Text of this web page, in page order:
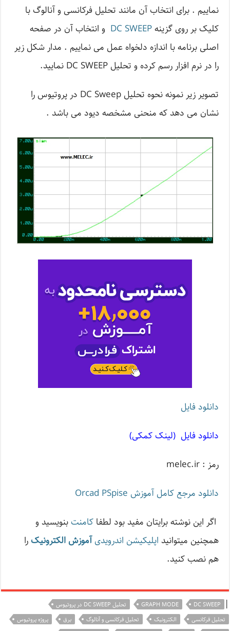
نماییم . برای انتخاب آن مانند تحلیل فرکانسی و آنالوگ با
کلیک بر روی گزینهDC SWEEP و انتخاب آن در صفحه
اصلی برنامه با اندازه دلخواه عمل می نماییم . مدار شکل زیر
را در نرم افزار رسم کرده و تحلیل DC SWEEP نمایید.
تصویر زیر نمونه نحوه تحلیل DC Sweep در پروتیوس را
نشان می دهد که منحنی مشخصه دیود می باشد .
دانلود فایل
دانلود فایل (لینک کمکی)
رمز : melec.ir
دانلود مرجع کامل آموزش Orcad PSpise
اگر این نوشته‌ برایتان مفید بود لطفاکامنت بنویسید و
همچنین میتوانید اپلیکیشن اندرویدیآموزش الکترونیک را
هم نصب کنید.
|
DC SWEEP
GRAPH MODE
تحلیل DC SWEEP در پروتیوس
تحلیل فرکانسی
الکترونیک تحلیل فرکانسی و آنالوگ برق
پروژه پروتیوس